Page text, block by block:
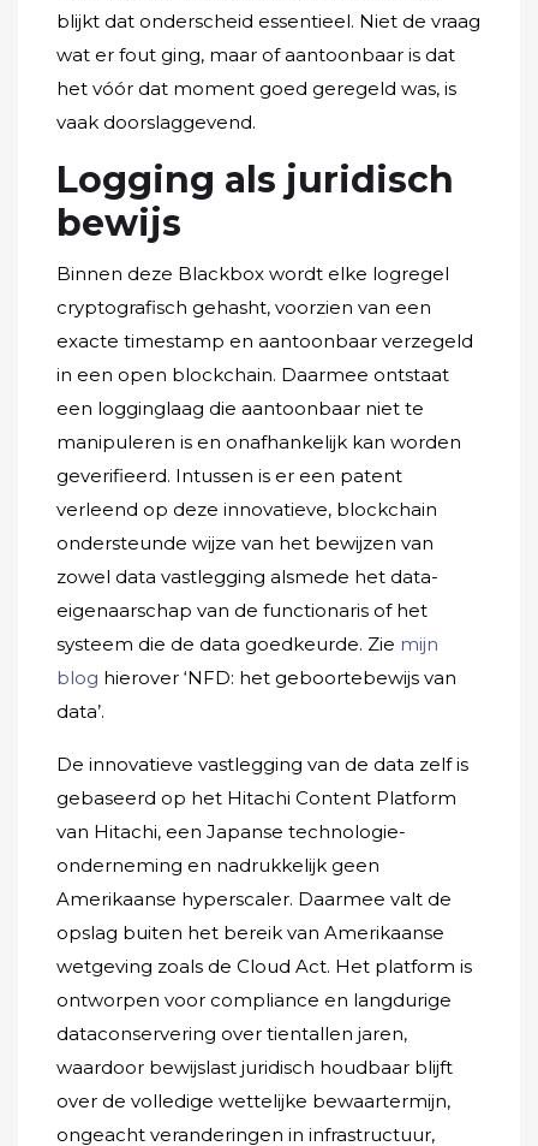
blijkt dat onderscheid essentieel. Niet de vraag
wat er fout ging, maar of aantoonbaar is dat
het vóór dat moment goed geregeld was, is
vaak doorslaggevend.
Logging als juridisch
bewijs
Binnen deze Blackbox wordt elke logregel
cryptografisch gehasht, voorzien van een
exacte timestamp en aantoonbaar verzegeld
in een open blockchain. Daarmee ontstaat
een logginglaag die aantoonbaar niet te
manipuleren is en onafhankelijk kan worden
geverifieerd. Intussen is er een patent
verleend op deze innovatieve, blockchain
ondersteunde wijze van het bewijzen van
zowel data vastlegging alsmede het data-
eigenaarschap van de functionaris of het
systeem die de data goedkeurde. Zie mijn
blog hierover ‘NFD: het geboortebewijs van
data’.
De innovatieve vastlegging van de data zelf is
gebaseerd op het Hitachi Content Platform
van Hitachi, een Japanse technologie-
onderneming en nadrukkelijk geen
Amerikaanse hyperscaler. Daarmee valt de
opslag buiten het bereik van Amerikaanse
wetgeving zoals de Cloud Act. Het platform is
ontworpen voor compliance en langdurige
dataconservering over tientallen jaren,
waardoor bewijslast juridisch houdbaar blijft
over de volledige wettelijke bewaartermijn,
ongeacht veranderingen in infrastructuur,